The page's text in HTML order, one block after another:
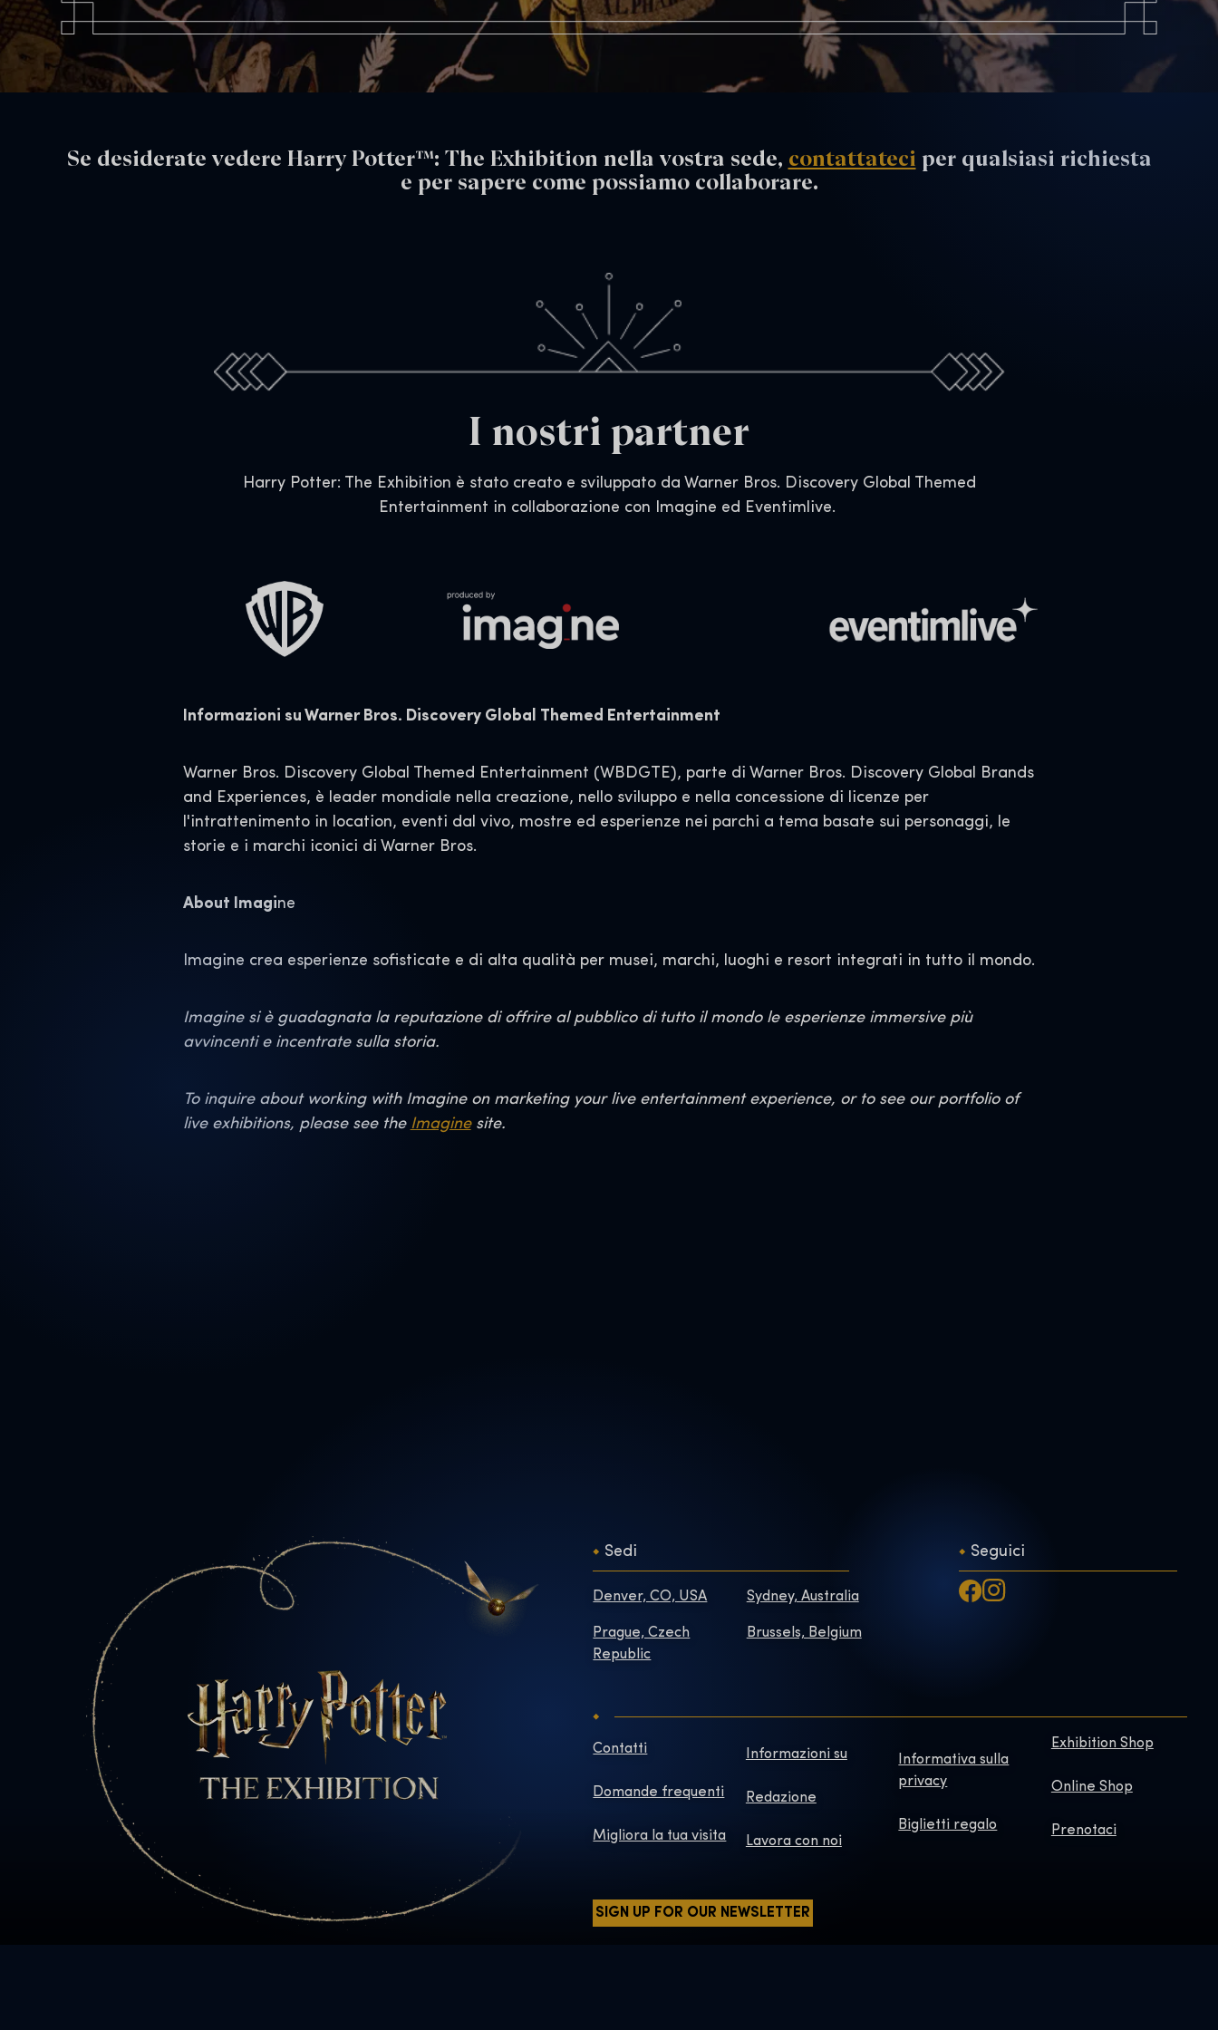
Se desiderate vedere Harry Potter™: The Exhibition nella vostra sede, contattateci per qualsiasi richiesta
e per sapere come possiamo collaborare.
I nostri partner
Harry Potter: The Exhibition è stato creato e sviluppato da Warner Bros. Discovery Global Themed
Entertainment in collaborazione con Imagine ed Eventimlive.
Informazioni su Warner Bros. Discovery Global Themed Entertainment
Warner Bros. Discovery Global Themed Entertainment (WBDGTE), parte di Warner Bros. Discovery Global Brands
and Experiences, è leader mondiale nella creazione, nello sviluppo e nella concessione di licenze per
l'intrattenimento in location, eventi dal vivo, mostre ed esperienze nei parchi a tema basate sui personaggi, le
storie e i marchi iconici di Warner Bros.
About Imagine
Imagine crea esperienze sofisticate e di alta qualità per musei, marchi, luoghi e resort integrati in tutto il mondo.
Imagine si è guadagnata la reputazione di offrire al pubblico di tutto il mondo le esperienze immersive più
avvincenti e incentrate sulla storia.
To inquire about working with Imagine on marketing your live entertainment experience, or to see our portfolio of
live exhibitions, please see the Imaginesite.
Sedi
Denver, CO, USA Sydney, Australia
Prague, Czech
Republic
Brussels, Belgium
Seguici
Contatti
Domande frequenti
Migliora la tua visita
Informazioni su
Redazione
Lavora con noi
Informativa sulla
privacy
Biglietti regalo
Exhibition Shop
Online Shop
Prenotaci
SIGN UP FOR OUR NEWSLETTER